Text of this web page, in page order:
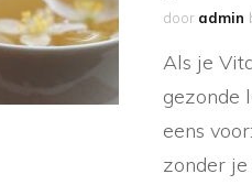
door admin
Als je
gezonde
eens
zonder